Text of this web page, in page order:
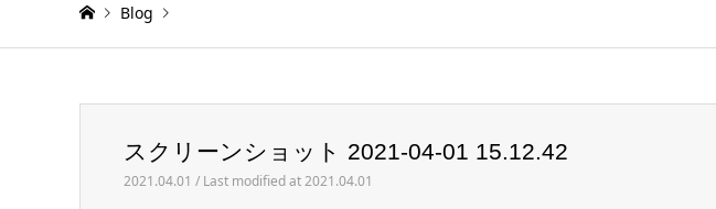
Blog
スクリーンショット 2021-04-01 15.12.42
スクリーンショット 2021-04-01 15.12.42
2021.04.01 / Last modified at 2021.04.01